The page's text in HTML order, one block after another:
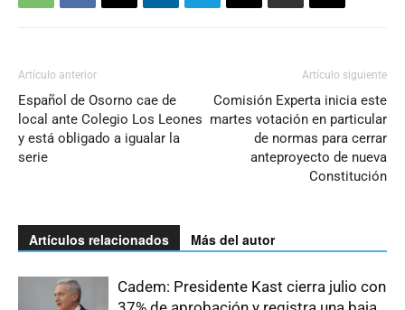
Artículo anterior
Español de Osorno cae de
local ante Colegio Los Leones
y está obligado a igualar la
serie
Artículo siguiente
Comisión Experta inicia este
martes votación en particular
de normas para cerrar
anteproyecto de nueva
Constitución
Artículos relacionados Más del autor
Cadem: Presidente Kast cierra julio con